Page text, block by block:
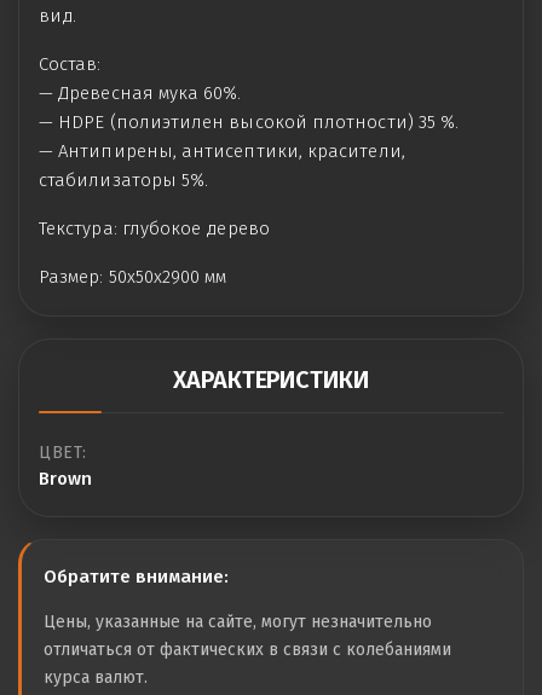
вид.
Состав:
— Древесная мука 60%.
— HDPE (полиэтилен высокой плотности) 35 %.
— Антипирены, антисептики, красители,
стабилизаторы 5%.
Текстура: глубокое дерево
Размер: 50х50х2900 мм
ХАРАКТЕРИСТИКИ
ЦВЕТ:
Brown
Обратите внимание:
Цены, указанные на сайте, могут незначительно
отличаться от фактических в связи с колебаниями
курса валют.